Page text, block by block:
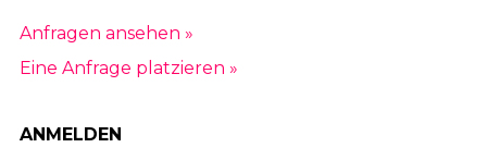
Anfragen ansehen »
Eine Anfrage platzieren »
ANMELDEN